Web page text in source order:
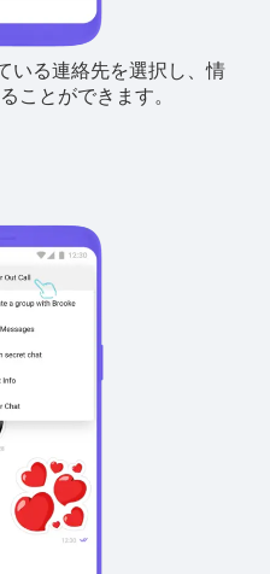
いる連絡先を選択し、情
ことができます。